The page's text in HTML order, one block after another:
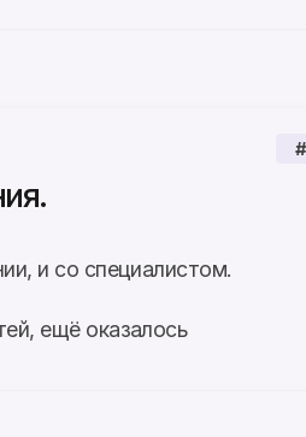
и со специалистом.
ещё оказалось